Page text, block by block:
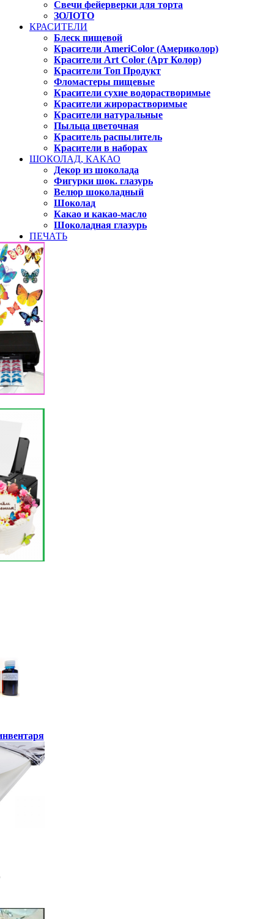
Свечи фейерверки для торта
ЗОЛОТО
КРАСИТЕЛИ
Блеск пищевой
Красители AmeriColor (Америколор)
Красители Art Color (Арт Колор)
Красители Топ Продукт
Фломастеры пищевые
Красители сухие водорастворимые
Красители жирорастворимые
Красители натуральные
Пыльца цветочная
Краситель распылитель
Красители в наборах
ШОКОЛАД, КАКАО
Декор из шоколада
Фигурки шок. глазурь
Велюр шоколадный
Шоколад
Какао и какао-масло
Шоколадная глазурь
ПЕЧАТЬ